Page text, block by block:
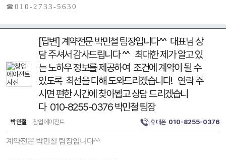
☎ 0 1 0 - 2 7 3 3 - 5 6 3 0
[답변] 계약전문 박민철 팀장입니다^^ 대표님 상
담 주셔서 감사드립니다 ^^ 최대한 제가 알고 있
는 노하우 정보를 제공하여 조건에 계약이 될 수
있도록 최선을 다해 도와드리겠습니다! 연락 주
시면 편한 시간에 찾아뵙고 상담 드리겠습니
다 010-8255-0376 박민철 팀장
박민철 창업에이전트 휴대폰 010-8255-0376
계약전문 박민철 팀장입니다^^